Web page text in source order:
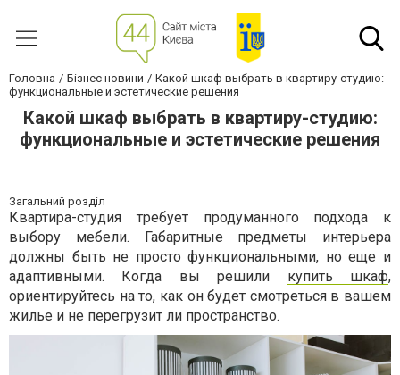
Головна Бізнес новини
Какой шкаф выбрать в квартиру-студию:
функциональные и эстетические решения
Какой шкаф выбрать в квартиру-студию:
функциональные и эстетические решения
Загальний розділ
Квартира-студия требует продуманного подхода к
выбору мебели. Габаритные предметы интерьера
должны быть не просто функциональными, но еще и
адаптивными. Когда вы решили купить шкаф,
ориентируйтесь на то, как он будет смотреться в вашем
жилье и не перегрузит ли пространство.